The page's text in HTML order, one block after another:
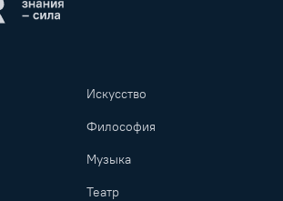
Искусство
Философия
Музыка
Театр